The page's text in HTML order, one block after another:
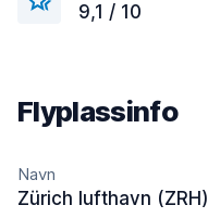
9,1 / 10
Flyplassinfo
Navn
Zürich lufthavn (ZRH)